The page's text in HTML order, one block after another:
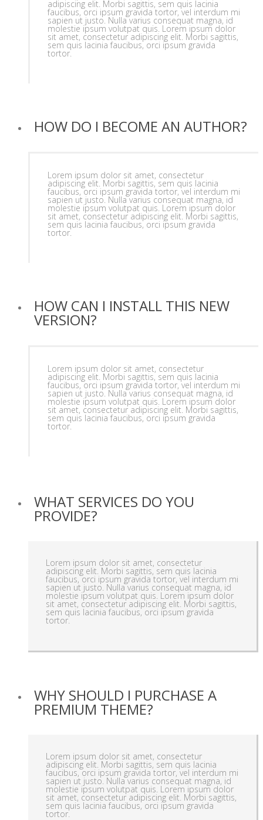
adipiscing elit. Morbi sagittis, sem quis lacinia
faucibus, orci ipsum gravida tortor, vel interdum mi
sapien ut justo. Nulla varius consequat magna, id
molestie ipsum volutpat quis. Lorem ipsum dolor
sit amet, consectetur adipiscing elit. Morbi sagittis,
sem quis lacinia faucibus, orci ipsum gravida
tortor.
HOW DO I BECOME AN AUTHOR?
Lorem ipsum dolor sit amet, consectetur
adipiscing elit. Morbi sagittis, sem quis lacinia
faucibus, orci ipsum gravida tortor, vel interdum mi
sapien ut justo. Nulla varius consequat magna, id
molestie ipsum volutpat quis. Lorem ipsum dolor
sit amet, consectetur adipiscing elit. Morbi sagittis,
sem quis lacinia faucibus, orci ipsum gravida
tortor.
HOW CAN I INSTALL THIS NEW
VERSION?
Lorem ipsum dolor sit amet, consectetur
adipiscing elit. Morbi sagittis, sem quis lacinia
faucibus, orci ipsum gravida tortor, vel interdum mi
sapien ut justo. Nulla varius consequat magna, id
molestie ipsum volutpat quis. Lorem ipsum dolor
sit amet, consectetur adipiscing elit. Morbi sagittis,
sem quis lacinia faucibus, orci ipsum gravida
tortor.
WHAT SERVICES DO YOU
PROVIDE?
Lorem ipsum dolor sit amet, consectetur
adipiscing elit. Morbi sagittis, sem quis lacinia
faucibus, orci ipsum gravida tortor, vel interdum mi
sapien ut justo. Nulla varius consequat magna, id
molestie ipsum volutpat quis. Lorem ipsum dolor
sit amet, consectetur adipiscing elit. Morbi sagittis,
sem quis lacinia faucibus, orci ipsum gravida
tortor.
WHY SHOULD I PURCHASE A
PREMIUM THEME?
Lorem ipsum dolor sit amet, consectetur
adipiscing elit. Morbi sagittis, sem quis lacinia
faucibus, orci ipsum gravida tortor, vel interdum mi
sapien ut justo. Nulla varius consequat magna, id
molestie ipsum volutpat quis. Lorem ipsum dolor
sit amet, consectetur adipiscing elit. Morbi sagittis,
sem quis lacinia faucibus, orci ipsum gravida
tortor.